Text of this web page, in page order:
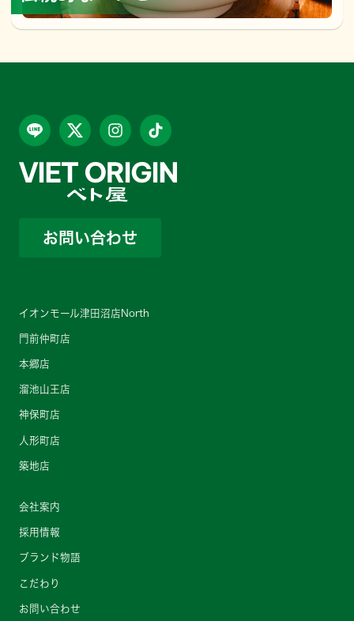
お問い合わせ
イオンモール津田沼店North
門前仲町店
本郷店
溜池山王店
神保町店
人形町店
築地店
会社案内
採用情報
ブランド物語
こだわり
お問い合わせ